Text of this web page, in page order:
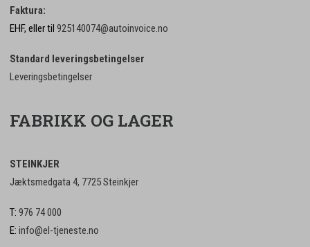
Faktura:
EHF, eller til 925140074@autoinvoice.no
Standard leveringsbetingelser
Leveringsbetingelser
FABRIKK OG LAGER
STEINKJER
Jæktsmedgata 4, 7725 Steinkjer
T: 976 74 000
E: info@el-tjeneste.no